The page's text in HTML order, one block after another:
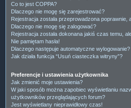
Co to jest COPPA?
Dlaczego nie mogę się zarejestrować?
Rejestracja została przeprowadzona poprawnie,
Dlaczego nie mogę się zalogować?
Rejestracja została dokonana jakiś czas temu,
Nie pamiętam hasła!
Dlaczego następuje automatyczne wylogowanie?
Jak działa funkcja “Usuń ciasteczka witryny”?
Preferencje i ustawienia użytkownika
Jak zmienić moje ustawienia?
W jaki sposób można zapobiec wyświetlaniu
użytkowników przeglądających forum?
Jest wyświetlany nieprawidłowy czas!